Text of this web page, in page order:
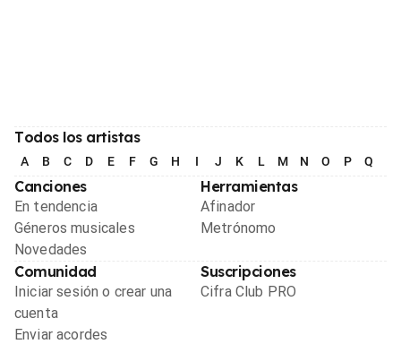
Todos los artistas
A B C D E F G H I J K L M N O P Q
Canciones
En tendencia
Géneros musicales
Novedades
Herramientas
Afinador
Metrónomo
Comunidad
Iniciar sesión o crear una
cuenta
Enviar acordes
Suscripciones
Cifra Club PRO